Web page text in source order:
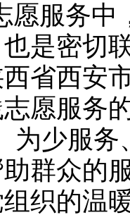
愿服务中
是密切
省西安
愿服务
为少服
群众的
织的温